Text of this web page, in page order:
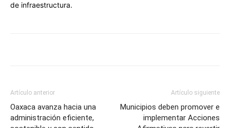
de infraestructura.
Artículo anterior
Oaxaca avanza hacia una
administración eficiente,
Artículo siguiente
Municipios deben promover e
implementar Acciones